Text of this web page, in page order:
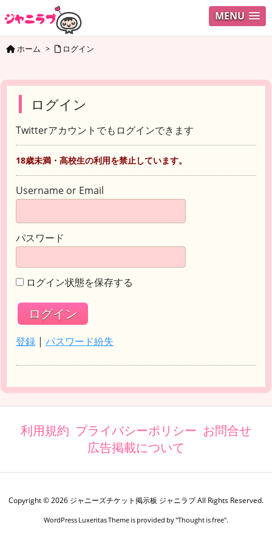
MENU
ホーム > ログイン
ログイン
Twitterアカウントでもログインできます
18歳未満・高校生の利用を禁止しています。
Username or Email
パスワード
ログイン状態を保存する
登録 | パスワード紛失
利用規約 プライバシーポリシー お問合せ
広告掲載について
Copyright ©2026 ジャニーズチケット掲示板 ジャニラブAll Rights Reserved.
WordPress Luxeritas Theme is provided by "Thought is free".